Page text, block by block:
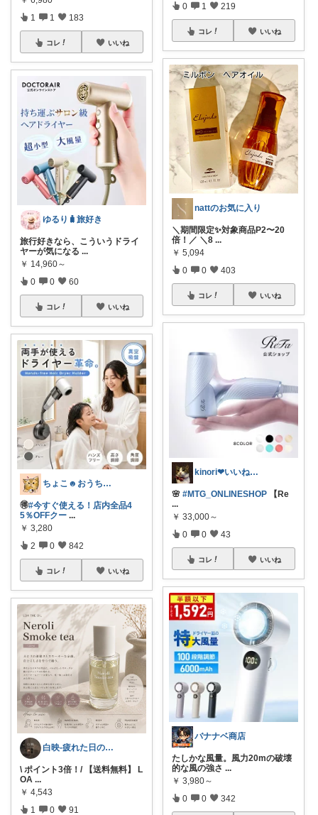
1 1 183
コレ いいね
ゆるり🧳旅好き
旅行好きなら、こういうドライ
ヤーが気になる ...
￥ 14,960～
0 0 60
コレ いいね
ちょこ☻おうち時間充実🏠アイテム
🉐#今すぐ使える！店内全品4
5％OFFクー ...
￥ 3,280
2 0 842
コレ いいね
白映-疲れた日のROOM
\ ポイント3倍！/ 【送料無料】 L
OA ...
￥ 4,543
1 0 91
0 1 219
コレ いいね
nattのお気に入り
＼期間限定✨対象商品P2〜20
倍！／ ＼8 ...
￥ 5,094
0 0 403
コレ いいね
kinori❤︎いいねご購入感謝です💝
🌸 #MTG_ONLINESHOP 【Re
...
￥ 33,000～
0 0 43
コレ いいね
バナナベ商店
たしかな風量。風力20mの破壊
的な風の強さ ...
￥ 3,980～
0 0 342